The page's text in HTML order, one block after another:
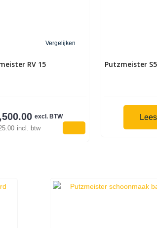
Vergelijken
RV 15
excl. BTW
incl. btw
Putzmeister